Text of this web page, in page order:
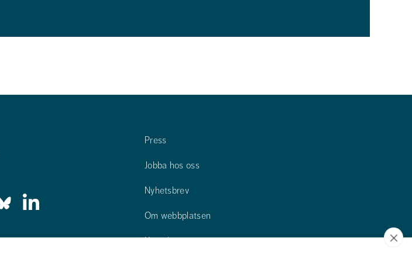
Press
Jobba hos oss
Nyhetsbrev
Om webbplatsen
Kontakta oss